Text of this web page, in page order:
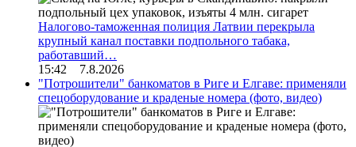
Налогово-таможенная полиция Латвии перекрыла
крупный канал поставки подпольного табака,
работавший…
15:42 7.8.2026
"Потрошители" банкоматов в Риге и Елгаве: применяли
спецоборудование и краденые номера (фото, видео)